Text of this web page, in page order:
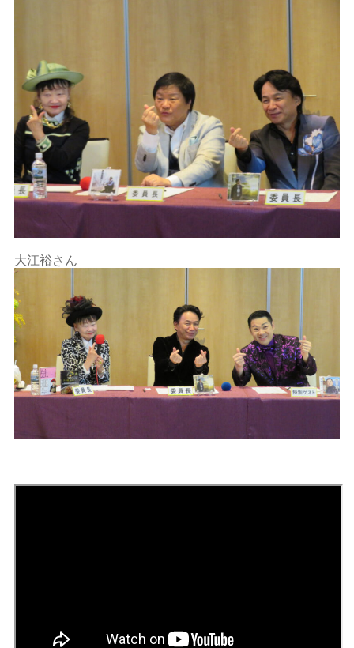
大江裕さん